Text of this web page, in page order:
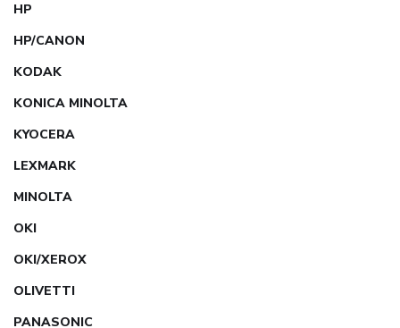
HP
HP/CANON
KODAK
KONICA MINOLTA
KYOCERA
LEXMARK
MINOLTA
OKI
OKI/XEROX
OLIVETTI
PANASONIC